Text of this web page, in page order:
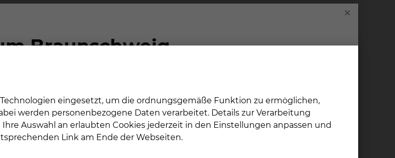
soweit sie vom Krankenhaus berechnet werden, vom nachfolgend aufgeführten
Wahlleistungsvertrages „Chefarztbehandlung“ ausgehändigt. Die ärztlichen
ist?
Leistung durch einen ständigen Vertreter des Wahlarztes zwischen
Bei einer unvorhersehbaren Verhinderung Ihres Wahlarztes wird die
übernommen. Bei Abschluss eines Vertrages für die Wahlleistung
Vertreter der Chefärzte unseres Klinikums. Im Falle der unvorhersehbaren
eingesetzt, um die ordnungsgemäße Funktion zu ermöglichen,
werden personenbezogene Daten verarbeitet. Details zur Verarbeitung
Auswahl an erlaubten Cookies jederzeit in den Einstellungen anpassen und
Link am Ende der Webseiten.